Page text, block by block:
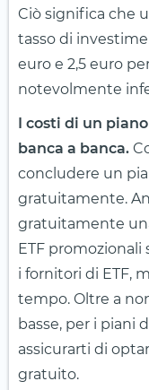
Ciò significa che
tasso di
euro e 2,5 euro
notevolmente
I costi di un
banca a banca.
concludere un
gratuitamente.
gratuitamente
ETF promozionali
i fornitori di ETF,
tempo. Oltre a
basse, per i piani
assicurarti di
gratuito.